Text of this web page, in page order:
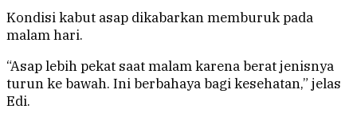
Kondisi kabut asap dikabarkan memburuk pada
malam hari.
“Asap lebih pekat saat malam karena berat jenisnya
turun ke bawah. Ini berbahaya bagi kesehatan,” jelas
Edi.